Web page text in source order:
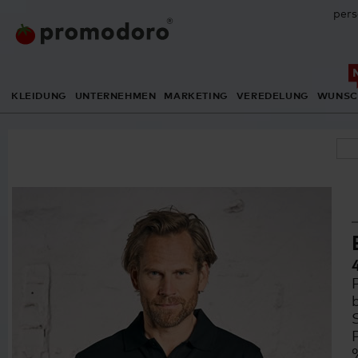
KLEIDUNG UNTERNEHMEN MARKETING VEREDELUNG